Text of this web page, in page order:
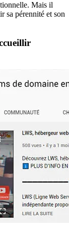
Mais il
sa pérennité et son